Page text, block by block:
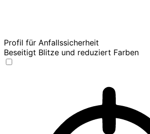
Profil für Anfallssicherheit
Beseitigt Blitze und reduziert Farben